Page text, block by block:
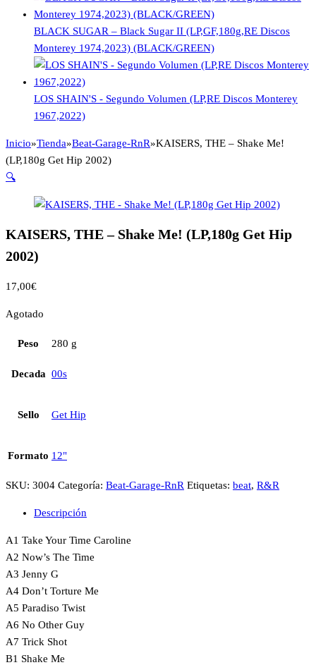
BLACK SUGAR – Black Sugar II (LP,GF,180g,RE Discos
Monterey 1974,2023) (BLACK/GREEN)
LOS SHAIN'S - Segundo Volumen (LP,RE Discos Monterey
1967,2022)
Inicio»Tienda»Beat-Garage-RnR»KAISERS, THE – Shake Me!
(LP,180g Get Hip 2002)
🔍
KAISERS, THE – Shake Me! (LP,180g Get Hip
2002)
17,00€
Agotado
Peso 280 g
Decada 00s
Sello Get Hip
Formato 12"
SKU: 3004 Categoría: Beat-Garage-RnR Etiquetas: beat, R&R
Descripción
A1 Take Your Time Caroline
A2 Now’s The Time
A3 Jenny G
A4 Don’t Torture Me
A5 Paradiso Twist
A6 No Other Guy
A7 Trick Shot
B1 Shake Me